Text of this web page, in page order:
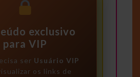
exclusivo
para VIP
ser Usuário VIP
os links de